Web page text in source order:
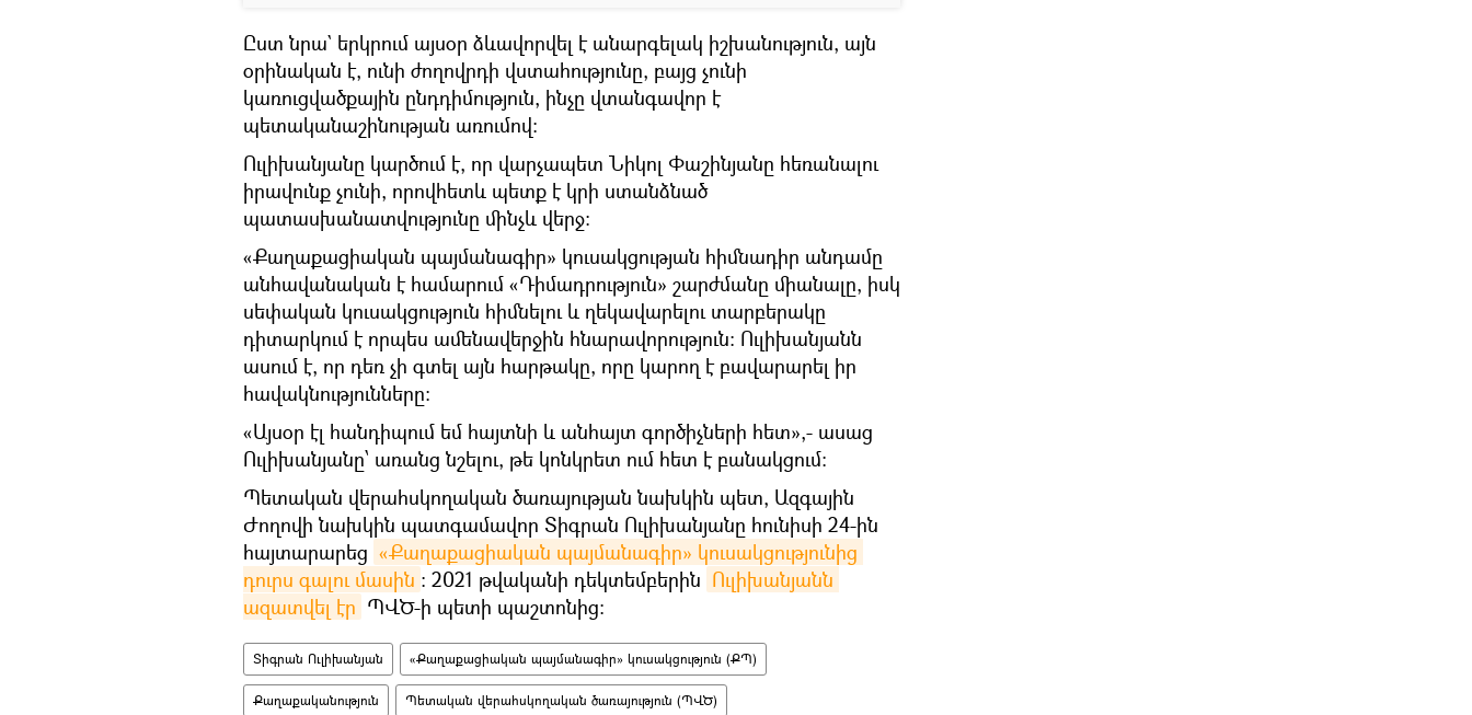
Ըստ նրա` երկրում այսօր ձևավորվել է անարգելակ իշխանություն, այն
օրինական է, ունի ժողովրդի վստահությունը, բայց չունի
կառուցվածքային ընդդիմություն, ինչը վտանգավոր է
պետականաշինության առումով։
Ուլիխանյանը կարծում է, որ վարչապետ Նիկոլ Փաշինյանը հեռանալու
իրավունք չունի, որովհետև պետք է կրի ստանձնած
պատասխանատվությունը մինչև վերջ։
«Քաղաքացիական պայմանագիր» կուսակցության հիմնադիր անդամը
անհավանական է համարում «Դիմադրություն» շարժմանը միանալը, իսկ
սեփական կուսակցություն հիմնելու և ղեկավարելու տարբերակը
դիտարկում է որպես ամենավերջին հնարավորություն։ Ուլիխանյանն
ասում է, որ դեռ չի գտել այն հարթակը, որը կարող է բավարարել իր
հավակնությունները։
«Այսօր էլ հանդիպում եմ հայտնի և անհայտ գործիչների հետ»,- ասաց
Ուլիխանյանը՝ առանց նշելու, թե կոնկրետ ում հետ է բանակցում։
Պետական վերահսկողական ծառայության նախկին պետ, Ազգային
Ժողովի նախկին պատգամավոր Տիգրան Ուլիխանյանը հունիսի 24-ին
հայտարարեց «Քաղաքացիական պայմանագիր» կուսակցությունից
դուրս գալու մասին ։ 2021 թվականի դեկտեմբերին Ուլիխանյանն
ազատվել էր ՊՎԾ-ի պետի պաշտոնից։
Տիգրան Ուլիխանյան «Քաղաքացիական պայմանագիր» կուսակցություն (ՔՊ)
Քաղաքականություն Պետական վերահսկողական ծառայություն (ՊՎԾ)